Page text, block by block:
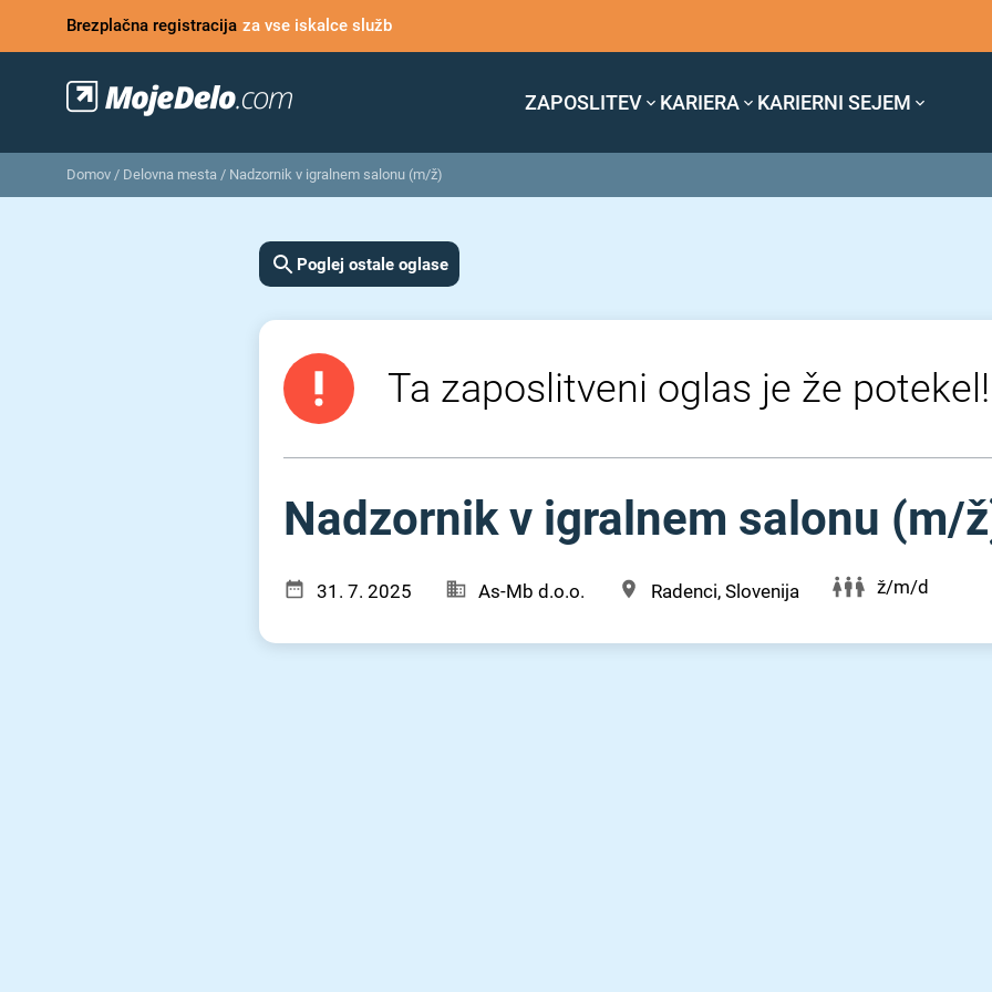
Brezplačna registracija za vse iskalce služb
ZAPOSLITEV KARIERA KARIERNI SEJEM
Domov / Delovna mesta / Nadzornik v igralnem salonu (m/ž)
Poglej ostale oglase
Ta zaposlitveni oglas je že potekel!
Nadzornik v igralnem salonu (m⁠/⁠
31. 7. 2025 As-Mb d.o.o. Radenci, Slovenija ž/m/d